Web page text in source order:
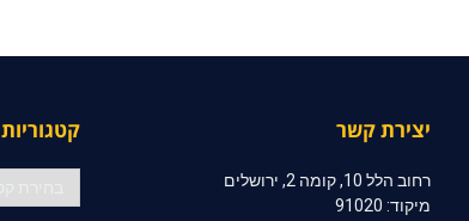
יצירת קשר
רחוב הלל 10, קומה 2, ירושלים
מיקוד: 91020
קטגוריות